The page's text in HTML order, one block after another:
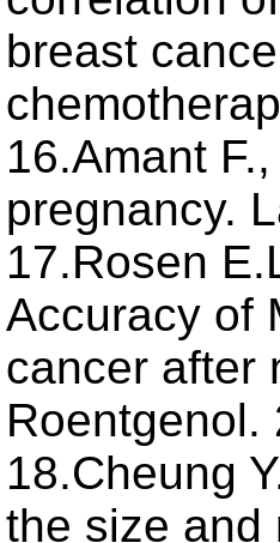
breast
16.Amant
pregnancy.
17.Rosen
Accuracy of
cancer after
Roentgenol.
18.Cheung
the size and